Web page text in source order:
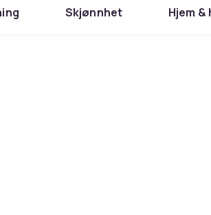
Skjønnhet Hjem &